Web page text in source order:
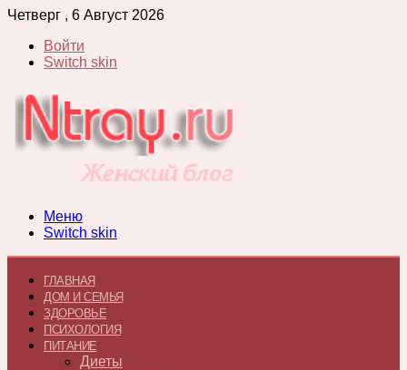
Четверг , 6 Август 2026
Войти
Switch skin
Меню
Switch skin
ГЛАВНАЯ
ДОМ И СЕМЬЯ
ЗДОРОВЬЕ
ПСИХОЛОГИЯ
ПИТАНИЕ
Диеты